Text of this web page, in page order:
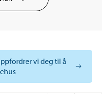
vi deg til å